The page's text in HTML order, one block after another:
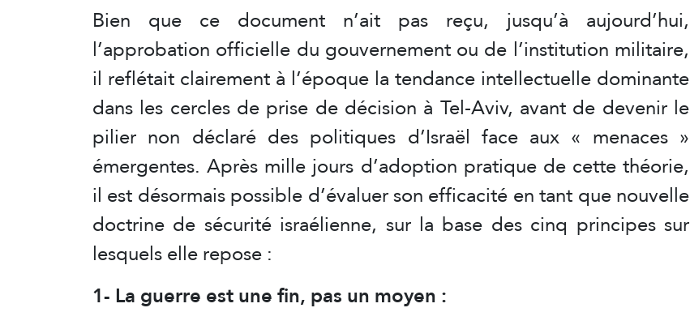
Bien que ce document n’ait pas reçu, jusqu’à aujourd’hui,
l’approbation officielle du gouvernement ou de l’institution militaire,
il reflétait clairement à l’époque la tendance intellectuelle dominante
dans les cercles de prise de décision à Tel-Aviv, avant de devenir le
pilier non déclaré des politiques d’Israël face aux « menaces »
émergentes. Après mille jours d’adoption pratique de cette théorie,
il est désormais possible d’évaluer son efficacité en tant que nouvelle
doctrine de sécurité israélienne, sur la base des cinq principes sur
lesquels elle repose :
1- La guerre est une fin, pas un moyen :